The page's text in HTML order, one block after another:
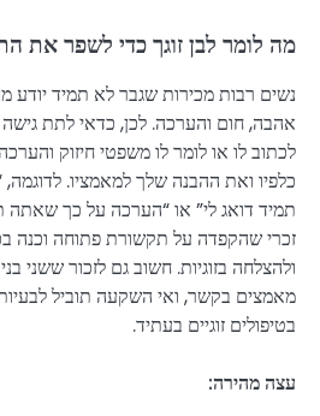
מה לומר לבן זוגך כדי לשפר את
נשים רבות מכירות שגבר לא תמיד יודע
אהבה, חום והערכה. לכן, כדאי לתת
לכתוב לו או לומר לו משפטי חיזוק
כלפיו ואת ההבנה שלך למאמציו.
תמיד דואג לי” או “הערכה על כך שאתה
זכרי שהקפדה על תקשורת פתוחה וכנה
ולהצלחה בזוגיות. חשוב גם לזכור ששני
מאמצים בקשר, ואי השקעה תוביל
בטיפולים זוגיים בעתיד.
עצה מהירה: